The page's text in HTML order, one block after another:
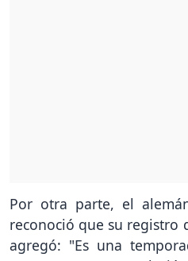
Por otra parte, el
reconoció que su registro
agregó: "Es una